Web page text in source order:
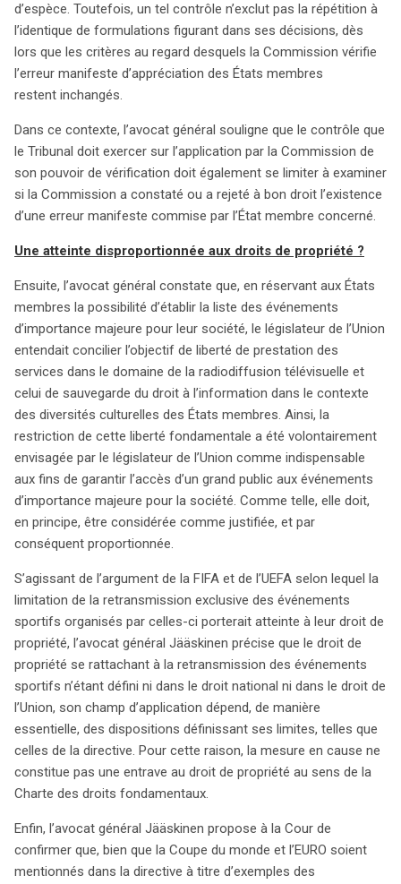
d’espèce. Toutefois, un tel contrôle n’exclut pas la répétition à
l’identique de formulations figurant dans ses décisions, dès
lors que les critères au regard desquels la Commission vérifie
l’erreur manifeste d’appréciation des États membres
restent inchangés.
Dans ce contexte, l’avocat général souligne que le contrôle que
le Tribunal doit exercer sur l’application par la Commission de
son pouvoir de vérification doit également se limiter à examiner
si la Commission a constaté ou a rejeté à bon droit l’existence
d’une erreur manifeste commise par l’État membre concerné.
Une atteinte disproportionnée aux droits de propriété ?
Ensuite, l’avocat général constate que, en réservant aux États
membres la possibilité d’établir la liste des événements
d’importance majeure pour leur société, le législateur de l’Union
entendait concilier l’objectif de liberté de prestation des
services dans le domaine de la radiodiffusion télévisuelle et
celui de sauvegarde du droit à l’information dans le contexte
des diversités culturelles des États membres. Ainsi, la
restriction de cette liberté fondamentale a été volontairement
envisagée par le législateur de l’Union comme indispensable
aux fins de garantir l’accès d’un grand public aux événements
d’importance majeure pour la société. Comme telle, elle doit,
en principe, être considérée comme justifiée, et par
conséquent proportionnée.
S’agissant de l’argument de la FIFA et de l’UEFA selon lequel la
limitation de la retransmission exclusive des événements
sportifs organisés par celles-ci porterait atteinte à leur droit de
propriété, l’avocat général Jääskinen précise que le droit de
propriété se rattachant à la retransmission des événements
sportifs n’étant défini ni dans le droit national ni dans le droit de
l’Union, son champ d’application dépend, de manière
essentielle, des dispositions définissant ses limites, telles que
celles de la directive. Pour cette raison, la mesure en cause ne
constitue pas une entrave au droit de propriété au sens de la
Charte des droits fondamentaux.
Enfin, l’avocat général Jääskinen propose à la Cour de
confirmer que, bien que la Coupe du monde et l’EURO soient
mentionnés dans la directive à titre d’exemples des